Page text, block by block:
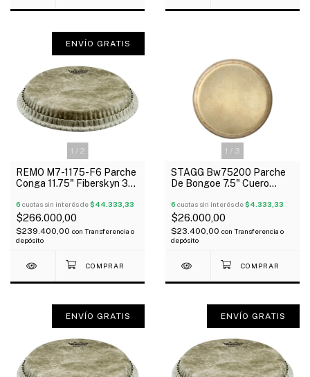
1 / 2
ENVÍO GRATIS
REMO M7-1175-F6 Parche
Conga 11.75" Fiberskyn 3
6 cuotas sin interés de$44.333,33
$266.000,00
$239.400,00 con Transferencia o
depósito
1 / 3
STAGG Bw75200 Parche
De Bongoe 7.5" Cuero
6 cuotas sin interés de$4.333,33
$26.000,00
$23.400,00 con Transferencia o
depósito
ENVÍO GRATIS ENVÍO GRATIS